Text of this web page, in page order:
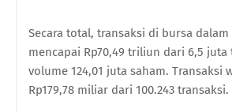
Secara total, transaksi di bursa dalam
mencapai Rp70,49 triliun dari 6,5 juta
volume 124,01 juta saham. Transaksi
Rp179,78 miliar dari 100.243 transaksi.